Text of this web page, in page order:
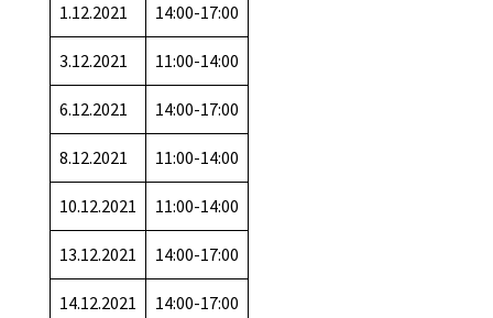
1.12.2021 14:00-17:00
3.12.2021 11:00-14:00
6.12.2021 14:00-17:00
8.12.2021 11:00-14:00
10.12.2021 11:00-14:00
13.12.2021 14:00-17:00
14.12.2021 14:00-17:00